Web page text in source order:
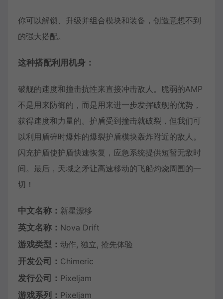
你可以解锁、升级并组合模块和装备，创造意想不到
的强大搭配。
这种搭配利用机身：
破舰的速度和撞击抗性来直接冲击敌人。脆弱的AMP
不是用来防御的，而是用来进一步发挥破舰的优势，
获得速度和力量的。护盾受到撞击就破裂，但我们可
以利用盾碎时爆炸的爆裂护盾模块轰炸附近的敌人。
闪充护盾使护盾快速恢复，应急系统提供短暂无敌时
间。最后，天域之矛让高速移动的飞船灼烧周围的一
切！
中文名称： 新星漂移
英文名称： Nova Drift
游戏类型： 动作, 独立, 抢先体验
开发公司： Chimeric
发行公司： Pixeljam
游戏系列： Pixeljam